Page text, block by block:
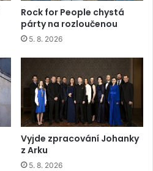
Rock for People chystá
párty na rozloučenou
5. 8. 2026
Vyjde zpracování Johanky
z Arku
5. 8. 2026